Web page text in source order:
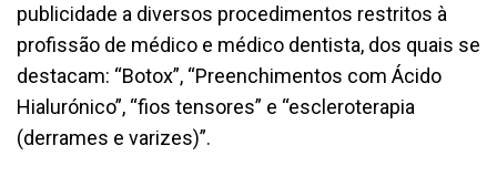
publicidade a diversos procedimentos restritos à
profissão de médico e médico dentista, dos quais se
destacam: “Botox”, “Preenchimentos com Ácido
Hialurónico”, “fios tensores” e “escleroterapia
(derrames e varizes)”.